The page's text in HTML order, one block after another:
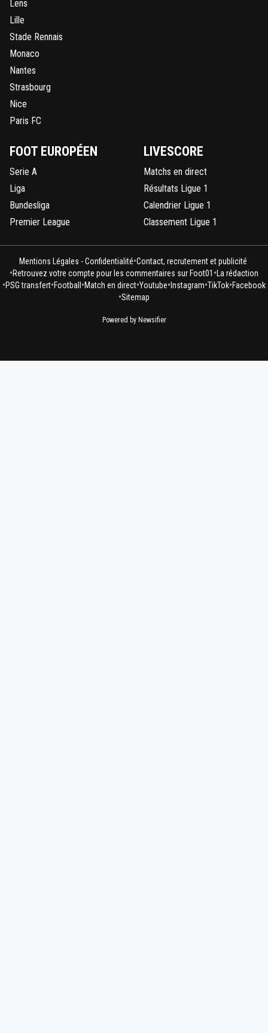
Lens
Lille
Stade Rennais
Monaco
Nantes
Strasbourg
Nice
Paris FC
FOOT EUROPÉEN
Serie A
Liga
Bundesliga
Premier League
LIVESCORE
Matchs en direct
Résultats Ligue 1
Calendrier Ligue 1
Classement Ligue 1
Mentions Légales - Confidentialité•Contact, recrutement et publicité
•Retrouvez votre compte pour les commentaires sur Foot01 •La rédaction
•PSG transfert•Football •Match en direct•Youtube• Instagram•TikTok•Facebook
•Sitemap
Powered by Newsifier